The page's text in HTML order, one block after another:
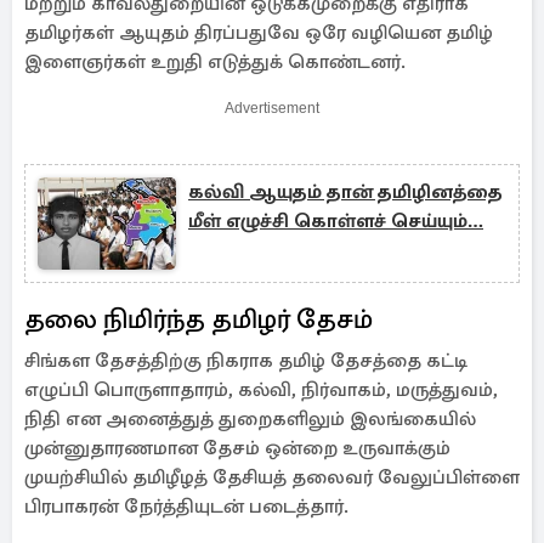
தமிழர்கள் ஆயுதம் திரப்பதுவே ஒரே வழியென தமிழ்
இளைஞர்கள் உறுதி எடுத்துக் கொண்டனர்.
Advertisement
கல்வி ஆயுதம் தான் தமிழினத்தை
மீள் எழுச்சி கொள்ளச் செய்யும்…
தலை நிமிர்ந்த தமிழர் தேசம்
சிங்கள தேசத்திற்கு நிகராக தமிழ் தேசத்தை கட்டி
எழுப்பி பொருளாதாரம், கல்வி, நிர்வாகம், மருத்துவம்,
நிதி என அனைத்துத் துறைகளிலும் இலங்கையில்
முன்னுதாரணமான தேசம் ஒன்றை உருவாக்கும்
முயற்சியில் தமிழீழத் தேசியத் தலைவர் வேலுப்பிள்ளை
பிரபாகரன் நேர்த்தியுடன் படைத்தார்.